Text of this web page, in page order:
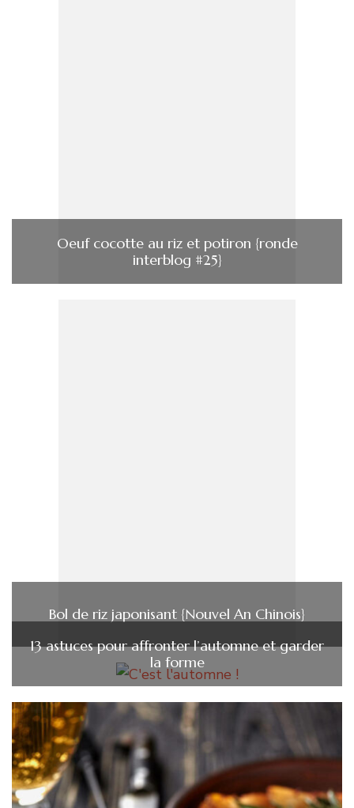
Oeuf cocotte au riz et potiron {ronde
interblog #25}
Bol de riz japonisant {Nouvel An Chinois}
13 astuces pour affronter l’automne et garder
la forme